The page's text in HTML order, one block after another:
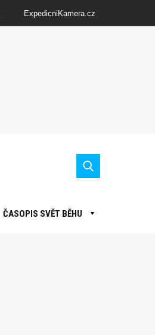
ExpedicniKamera.cz
ČASOPIS SVĚT BĚHU